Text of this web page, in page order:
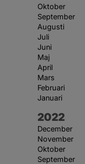
Oktober
September
Augusti
Juli
Juni
Maj
April
Mars
Februari
Januari
År:
2022
December
November
Oktober
September